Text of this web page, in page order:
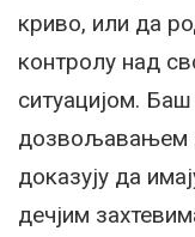
криво, или да
контролу над
ситуацијом.
дозвољавањем
доказују да
дечјим